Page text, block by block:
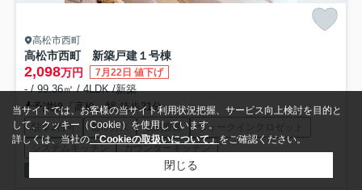
高松市西町
高松市西町 新築戸建１号棟
2,098万円 7月22日 値下げ
- / 99.36㎡ / 4LDK /新築
予讃線「高松」駅 徒歩31分
駐車2台可 都市ガス 収納豊富
ウォークインクロゼット
システムキッチン
カウンターキッチン
当サイトでは、お客様の当サイト利用状況把握、サービス向上検討を目的と
して、クッキー（Cookie）を使用しています。
詳しくは、当社の「Cookieの取扱いについて」をご確認ください。
閉じる